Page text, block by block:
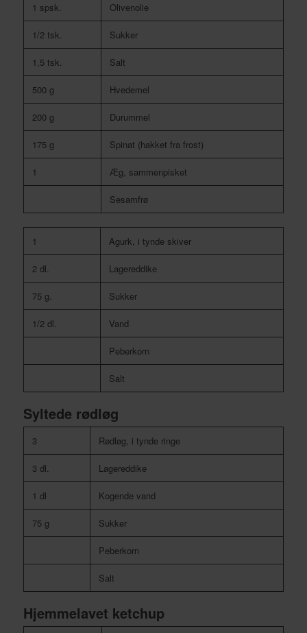
1 spsk. Olivenolie
1/2 tsk. Sukker
1,5 tsk. Salt
500 g Hvedemel
200 g Durummel
175 g Spinat (hakket fra frost)
1 Æg, sammenpisket
Sesamfrø
1 Agurk, i tynde skiver
2 dl. Lagereddike
75 g. Sukker
1/2 dl. Vand
Peberkorn
Salt
Syltede rødløg
3 Rødløg, i tynde ringe
3 dl. Lagereddike
1 dl Kogende vand
75 g Sukker
Peberkorn
Salt
Hjemmelavet ketchup